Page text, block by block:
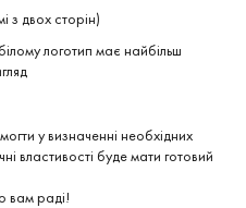
з двох сторін)
логотип має найбільш
у визначенні необхідних
властивості буде мати готовий
вам раді!